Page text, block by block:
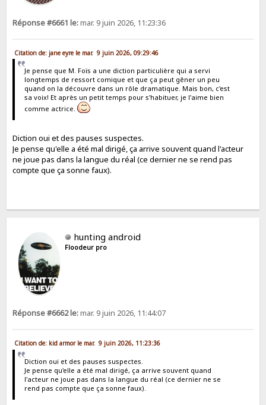
Réponse #6661 le:mar. 9 juin 2026, 11:23:36
Citation de: jane eyre le mar. 9 juin 2026, 09:29:46
Je pense que M. Foïs a une diction particulière qui a servi
longtemps de ressort comique et que ça peut gêner un peu
quand on la découvre dans un rôle dramatique. Mais bon, c'est
sa voix! Et après un petit temps pour s'habituer, je l'aime bien
comme actrice.
Diction oui et des pauses suspectes.
Je pense qu'elle a été mal dirigé, ça arrive souvent quand l'acteur
ne joue pas dans la langue du réal (ce dernier ne se rend pas
compte que ça sonne faux).
hunting android
Floodeur pro
Réponse #6662 le:mar. 9 juin 2026, 11:44:07
Citation de: kid armor le mar. 9 juin 2026, 11:23:36
Diction oui et des pauses suspectes.
Je pense qu'elle a été mal dirigé, ça arrive souvent quand
l'acteur ne joue pas dans la langue du réal (ce dernier ne se
rend pas compte que ça sonne faux).